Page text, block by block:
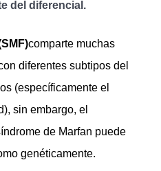
del diferencial.
comparte muchas
diferentes subtipos del
(específicamente el
sin embargo, el
de Marfan puede
genéticamente.